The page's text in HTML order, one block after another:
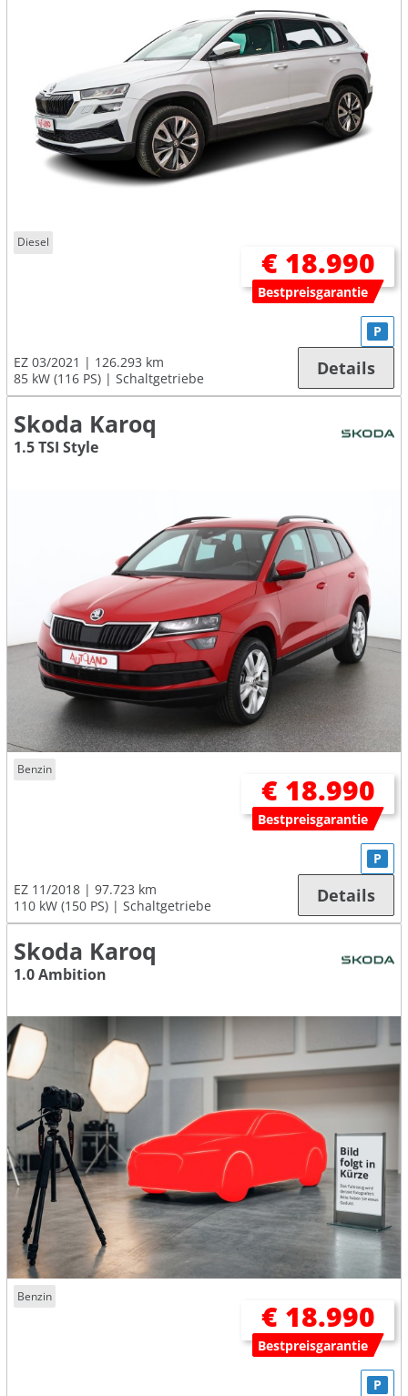
Diesel
€ 18.990
Bestpreisgarantie
EZ 03/2021
126.293 km
85 kW (116 PS)
Schaltgetriebe
P
Details
Skoda Karoq
1.5 TSI Style
Benzin
€ 18.990
Bestpreisgarantie
EZ 11/2018
97.723 km
110 kW (150 PS)
Schaltgetriebe
P
Details
Skoda Karoq
1.0 Ambition
Benzin
€ 18.990
Bestpreisgarantie
P